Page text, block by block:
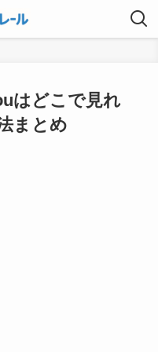
はどこで見れ
まとめ